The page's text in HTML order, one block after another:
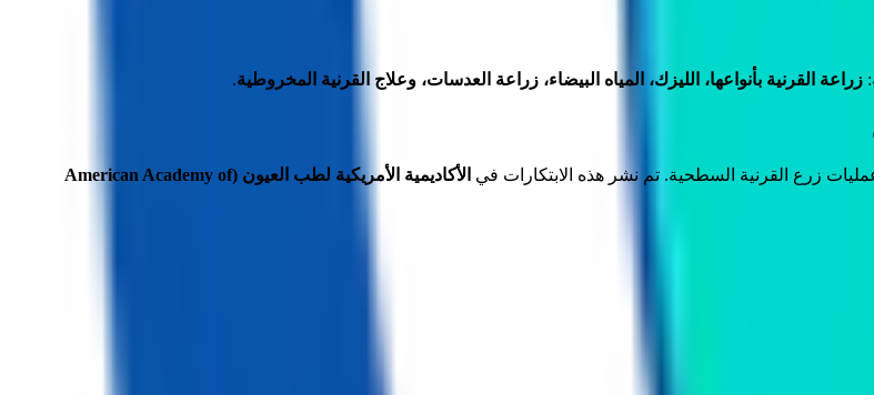
زراعة القرنية بأنواعها، الليزك، المياه البيضاء، زراعة العدسات، وعلاج القرنية المخروطية.
زرع القرنية السطحية. تم نشر هذه الابتكارات في
الأكاديمية الأمريكية لطب العيون (American Academy of